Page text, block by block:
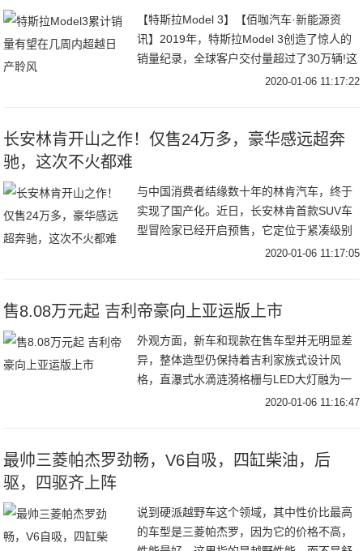
【特斯拉Model 3】【佰咖汽车·新能源资
讯】2019年，特斯拉Model 3创造了惊人的
销量纪录，全球客户交付量超过了30万辆!这
绝对是第一个达到如此高销量水平的特斯拉
2020-01-06 11:17:22
长安林肯开山之作！仅售24万多，豪华感远超奔
驰，这次不火都难
与中国消费者结缘数十年的林肯汽车，终于
实现了国产化。近日，长安林肯首款SUV车
型冒险家已经开启预售，它定位于紧凑级别
SUV车型，竞争对手锁定在宝马X1等车型。
2020-01-06 11:17:05
售8.08万元起 吉利帝豪向上亚运版上市
外观方面，新车和现款在售车型并无明显差
异，整体造型仍保持着吉利家族式设计风
格，直瀑式水滴涟漪格栅与LED大灯融为一
体，剑鱼式的镀铬亮条横贯下格栅，整体造
2020-01-06 11:16:47
最帅三菱帕杰罗劲畅，V6自吸，四缸柴油，后
驱，四驱齐上阵
说到硬派越野车这个领域，其中性价比最高
的车型是三菱帕杰罗，因为它的价格不高，